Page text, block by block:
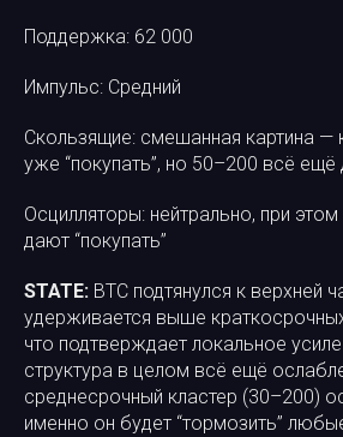
Поддержка: 62 000
Импульс: Средний
Скользящие: смешанная картина —
уже “покупать”, но 50–200 всё ещё
Осцилляторы: нейтрально, при
дают “покупать”
STATE: BTC подтянулся к верхней
удерживается выше
что подтверждает локальное
структура в целом всё ещё
среднесрочный кластер (30–200)
именно он будет “тормозить”